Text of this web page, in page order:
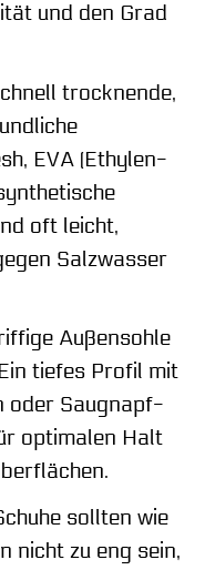
und den Grad
trocknende,
EVA (Ethylen-
oft leicht,
Salzwasser
Außensohle
tiefes Profil mit
oder Saugnapf-
optimalen Halt
sollten wie
nicht zu eng sein,